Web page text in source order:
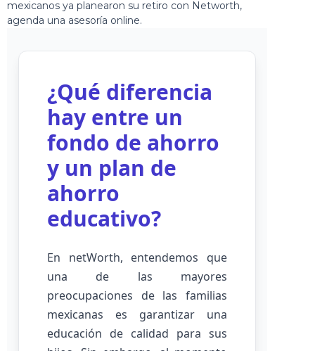
¿Qué diferencia
hay entre un
fondo de ahorro
y un plan de
ahorro
educativo?
En netWorth, entendemos que
una de las mayores
preocupaciones de las familias
mexicanas es garantizar una
educación de calidad para sus